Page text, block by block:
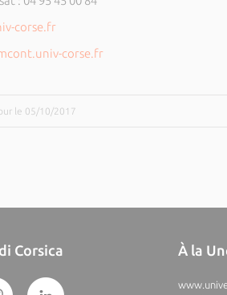
corse.fr
corse.fr
le 05/10/2017
Corsica À la